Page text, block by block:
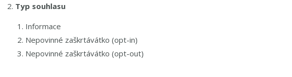
Typ souhlasu
Informace
Nepovinné zaškrtávátko (opt-in)
Nepovinné zaškrtávátko (opt-out)